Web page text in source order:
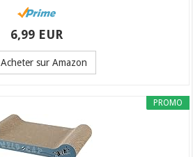
6,99 EUR
Acheter sur Amazon
PROMO